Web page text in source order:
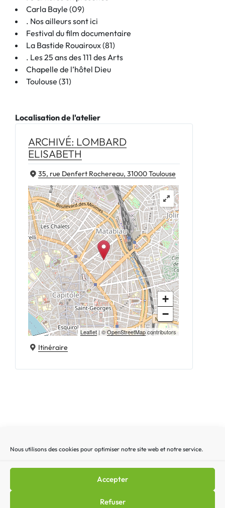
Nous utilisons des cookies pour optimiser notre site web et notre service.
Accepter
Refuser
Carla Bayle (09)
. Nos ailleurs sont ici
Festival du film documentaire
La Bastide Rouairoux (81)
. Les 25 ans des 111 des Arts
Chapelle de l’hôtel Dieu
Toulouse (31)
Localisation de l'atelier
ARCHIVÉ: LOMBARD
ELISABETH
35, rue Denfert Rochereau, 31000 Toulouse
+
−
Leaflet | ©OpenStreetMapcontributors
Itinéraire
Recherche